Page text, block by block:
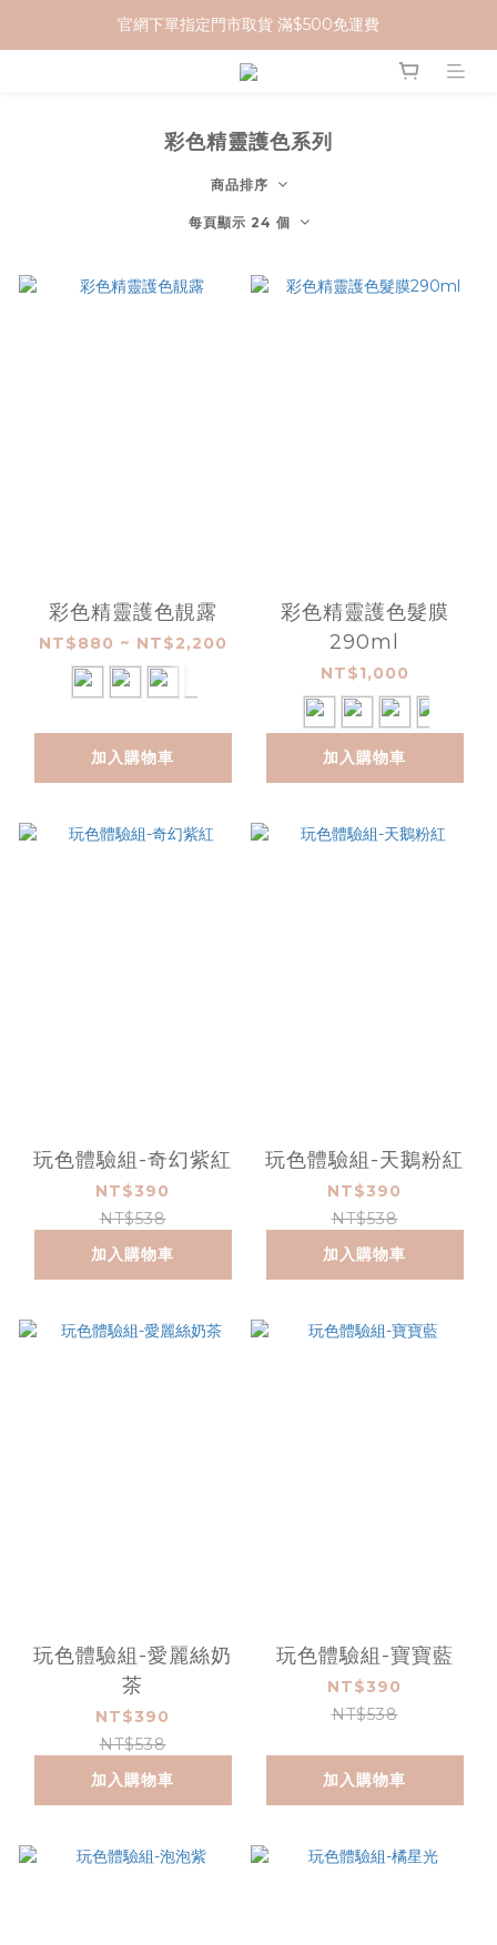
加入 MCG 會員｜即贈 $100 購物金
官網下單指定門市取貨 滿$500免運費
加入 MCG 會員｜即贈 $100 購物金
彩色精靈護色系列
商品排序
每頁顯示 24 個
彩色精靈護色靚露
NT$880 ~ NT$2,200
加入購物車
彩色精靈護色髮膜
290ml
NT$1,000
加入購物車
玩色體驗組-奇幻紫紅
NT$390
NT$538
加入購物車
玩色體驗組-天鵝粉紅
NT$390
NT$538
加入購物車
玩色體驗組-愛麗絲奶
茶
NT$390
NT$538
加入購物車
玩色體驗組-寶寶藍
NT$390
NT$538
加入購物車